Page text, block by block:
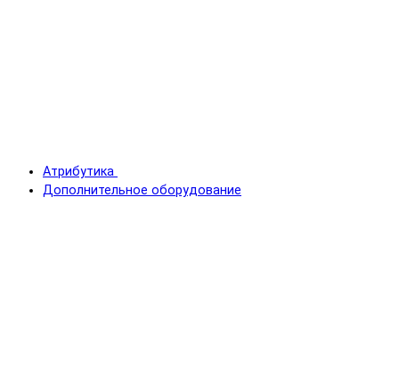
Атрибутика
Дополнительное оборудование